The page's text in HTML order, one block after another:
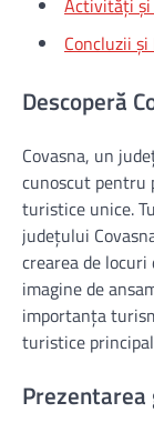
Concluzii
Descoperă
Covasna, un
cunoscut pentru
turistice unice.
județului
crearea de
imagine de
importanța
turistice
Prezentarea